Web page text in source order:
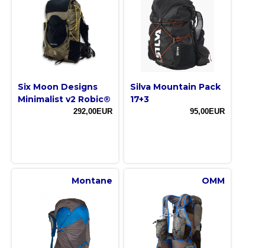
Six Moon Designs
Minimalist v2 Robic®
292,00EUR
Silva Mountain Pack
17+3
95,00EUR
Montane OMM